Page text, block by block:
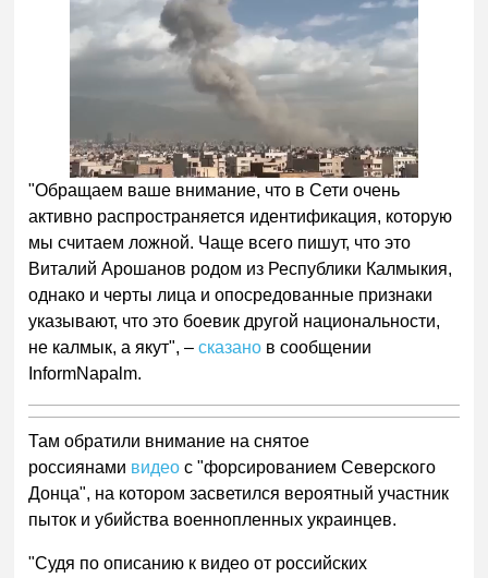
"Обращаем ваше внимание, что в Сети очень
активно распространяется идентификация, которую
мы считаем ложной. Чаще всего пишут, что это
Виталий Арошанов родом из Республики Калмыкия,
однако и черты лица и опосредованные признаки
указывают, что это боевик другой национальности,
не калмык, а якут", –сказано в сообщении
InformNapalm.
Там обратили внимание на снятое
россиянами видео с "форсированием Северского
Донца", на котором засветился вероятный участник
пыток и убийства военнопленных украинцев.
"Судя по описанию к видео от российских